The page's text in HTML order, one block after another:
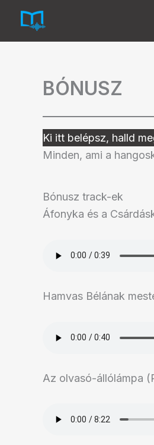
content
BÓNUSZ
Ki itt belépsz, halld
Minden, ami a
Bónusz track-ek
Áfonyka és a
Hamvas Bélának
Az olvasó-állólámpa